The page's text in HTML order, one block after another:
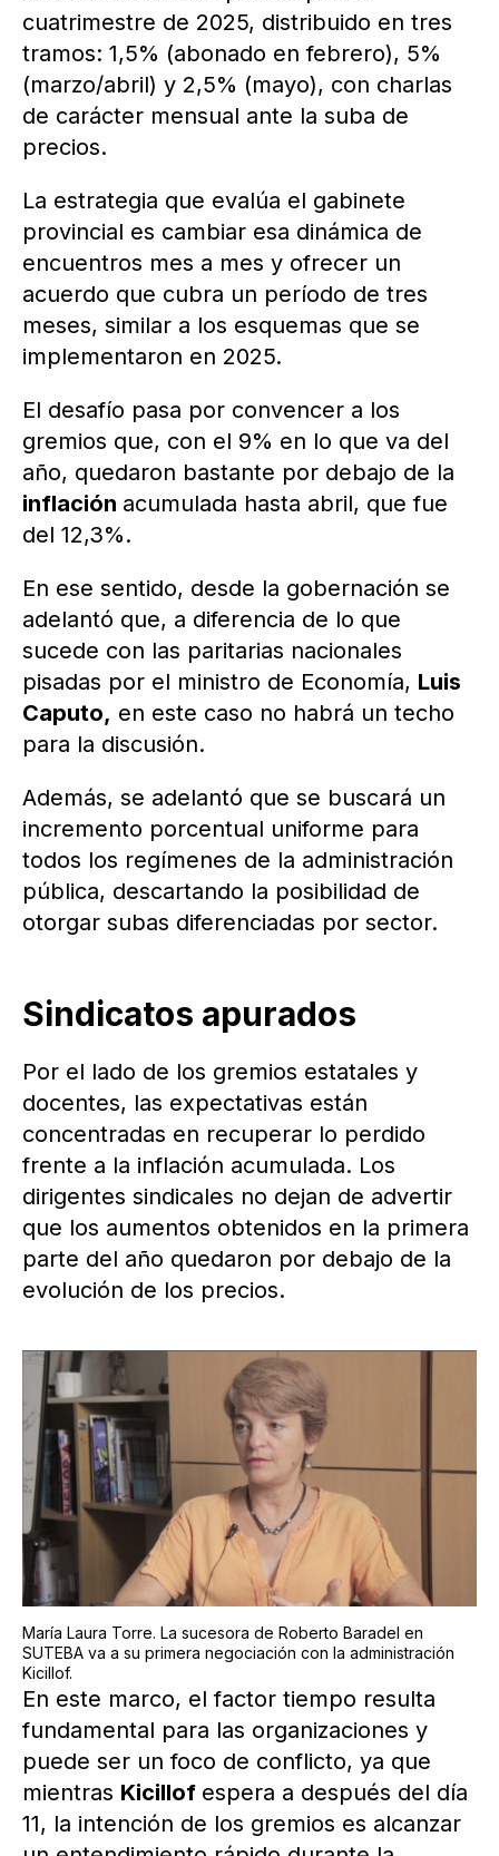
cuatrimestre de 2025, distribuido en tres
tramos: 1,5% (abonado en febrero), 5%
(marzo/abril) y 2,5% (mayo), con charlas
de carácter mensual ante la suba de
precios.
La estrategia que evalúa el gabinete
provincial es cambiar esa dinámica de
encuentros mes a mes y ofrecer un
acuerdo que cubra un período de tres
meses, similar a los esquemas que se
implementaron en 2025.
El desafío pasa por convencer a los
gremios que, con el 9% en lo que va del
año, quedaron bastante por debajo de la
inflación acumulada hasta abril, que fue
del 12,3%.
En ese sentido, desde la gobernación se
adelantó que, a diferencia de lo que
sucede con las paritarias nacionales
pisadas por el ministro de Economía, Luis
Caputo, en este caso no habrá un techo
para la discusión.
Además, se adelantó que se buscará un
incremento porcentual uniforme para
todos los regímenes de la administración
pública, descartando la posibilidad de
otorgar subas diferenciadas por sector.
Sindicatos apurados
Por el lado de los gremios estatales y
docentes, las expectativas están
concentradas en recuperar lo perdido
frente a la inflación acumulada. Los
dirigentes sindicales no dejan de advertir
que los aumentos obtenidos en la primera
parte del año quedaron por debajo de la
evolución de los precios.
María Laura Torre. La sucesora de Roberto Baradel en
SUTEBA va a su primera negociación con la administración
Kicillof.
En este marco, el factor tiempo resulta
fundamental para las organizaciones y
puede ser un foco de conflicto, ya que
mientras Kicillof espera a después del día
11, la intención de los gremios es alcanzar